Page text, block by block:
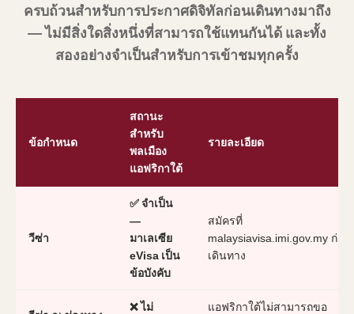
ครบถ้วนสำหรับการประกาศดิจิทัลก่อนเดินทางมาถึง
— ไม่มีสิ่งใดสิ่งหนึ่งที่สามารถใช้แทนกันได้ และทั้ง
สองอย่างจำเป็นสำหรับการเข้าชมทุกครั้ง
ข้อกำหนด
สถานะ
สำหรับ
พลเมือง
แอฟริกาใต้
รายละเอียด
วีซ่า
✅ จำเป็น
—
มาเลเซีย
eVisa เป็น
ข้อบังคับ
สมัครที่
malaysiavisa.imi.gov.my ก่อน
เดินทาง
❌ ไม่ แอฟริกาใต้ไม่สามารถขอ